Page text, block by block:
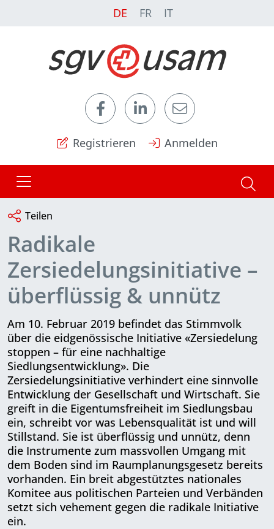
DE FR IT
Registrieren Anmelden
Teilen
Radikale
Zersiedelungsinitiative –
überflüssig & unnütz
Am 10. Februar 2019 befindet das Stimmvolk
über die eidgenössische Initiative «Zersiedelung
stoppen – für eine nachhaltige
Siedlungsentwicklung». Die
Zersiedelungsinitiative verhindert eine sinnvolle
Entwicklung der Gesellschaft und Wirtschaft. Sie
greift in die Eigentumsfreiheit im Siedlungsbau
ein, schreibt vor was Lebensqualität ist und will
Stillstand. Sie ist überflüssig und unnütz, denn
die Instrumente zum massvollen Umgang mit
dem Boden sind im Raumplanungsgesetz bereits
vorhanden. Ein breit abgestütztes nationales
Komitee aus politischen Parteien und Verbänden
setzt sich vehement gegen die radikale Initiative
ein.